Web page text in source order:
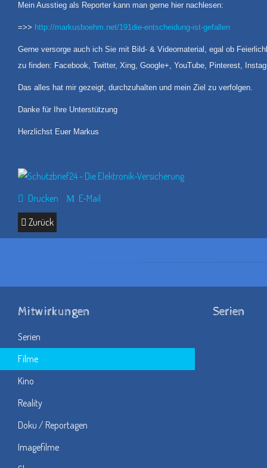
Mein Ausstieg als Reporter kann man gerne hier nachlesen:
=>> http://markusboehm.net/191die-entscheidung-ist-gefallen
Gerne versorge auch ich Sie mit Bild- & Videomaterial, egal ob
zu finden: Facebook, Twitter, Xing, Google+, YouTube, Pinterest,
Das alles hat mir gezeigt, durchzuhalten und mein Ziel zu verfolgen.
Danke für Ihre Unterstützung
Herzlichst Euer Markus
Drucken
E-Mail
Zurück
Mitwirkungen
Serien
Filme
Kino
Reality
Doku / Reportagen
Imagefilme
Serien